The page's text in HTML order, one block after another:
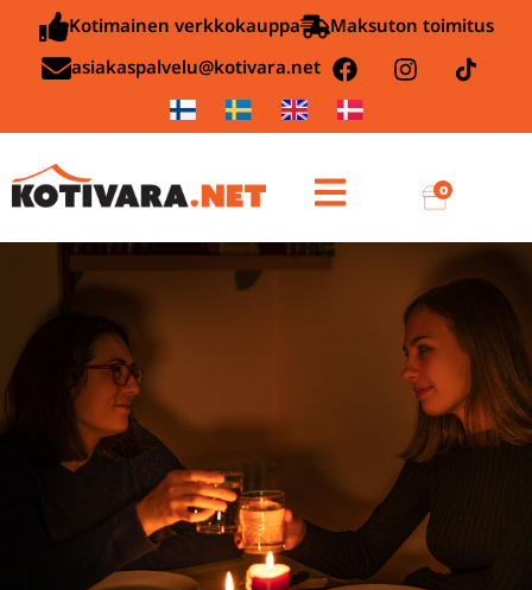
Kotimainen verkkokauppa
Maksuton toimitus
asiakaspalvelu@kotivara.net
0